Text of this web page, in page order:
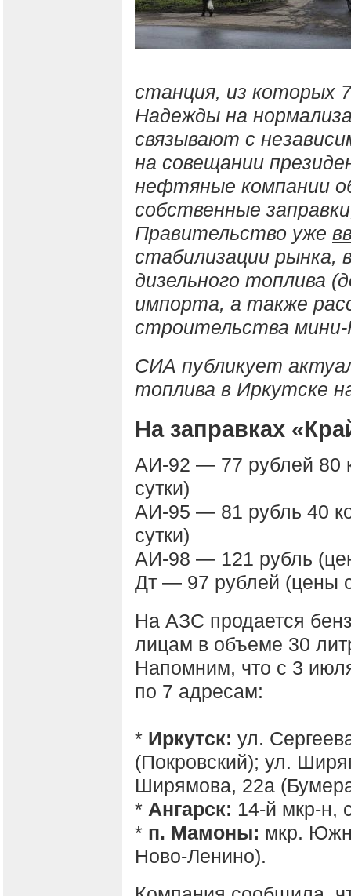
станция, из которых
Надежды на
связывают с
на совещании
нефтяные компании
собственные
Правительство уже
стабилизации рынка,
дизельного топлива
импорта, а также
строительства
СИА публикует
топлива в Иркутске
На заправках
АИ-92 — 77 рублей 80
сутки)
АИ-95 — 81 рубль 40
сутки)
АИ-98 — 121 рубль
Дт — 97 рублей (цены
На АЗС продается
лицам в объеме 30
Напомним, что с 3
по 7 адресам:
* Иркутск: ул.
(Покровский); ул.
Ширямова, 22а
* Ангарск: 14-й мкр-н,
* п. Мамоны: мкр.
Ново-Ленино).